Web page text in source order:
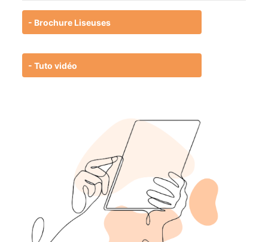
- Brochure Liseuses
- Tuto vidéo